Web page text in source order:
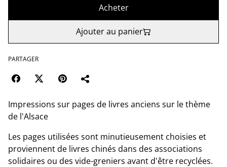
Acheter
Ajouter au panier
PARTAGER
Impressions sur pages de livres anciens sur le thème
de l'Alsace
Les pages utilisées sont minutieusement choisies et
proviennent de livres chinés dans des associations
solidaires ou des vide-greniers avant d'être recyclées.